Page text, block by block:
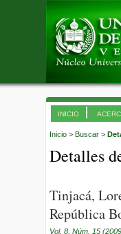
INICIO
Inicio > Buscar >
Detalles
Tinjacá,
República
Vol. 8, Núm. 15